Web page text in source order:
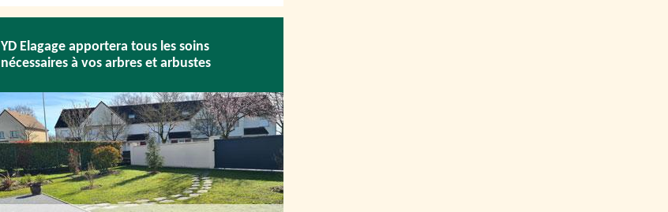
YD Elagage apportera tous les soins
nécessaires à vos arbres et arbustes